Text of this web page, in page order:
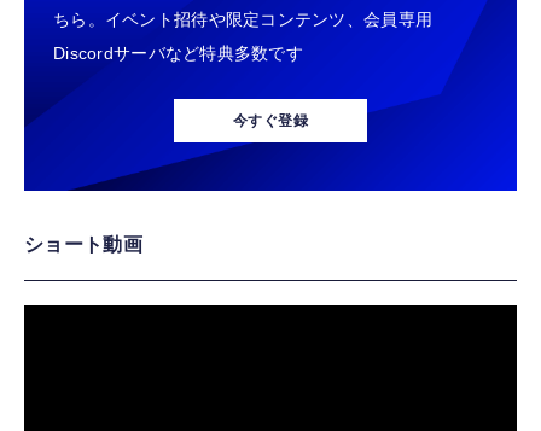
ちら。イベント招待や限定コンテンツ、会員専用
Discordサーバなど特典多数です
今すぐ登録
ショート動画